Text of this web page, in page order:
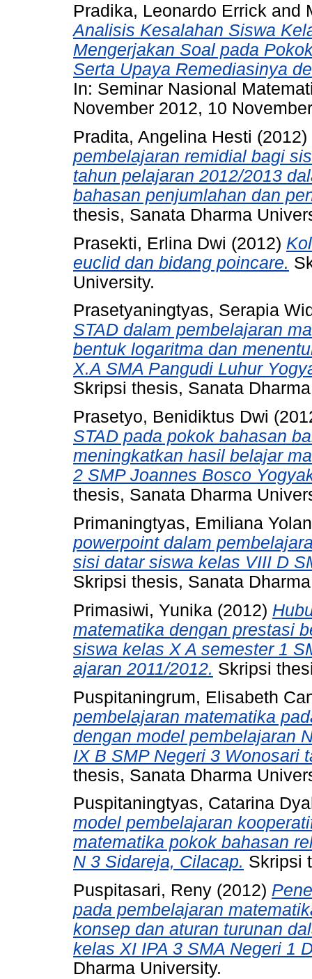
Pradika, Leonardo Errick and
Analisis Kesalahan Siswa
Mengerjakan Soal pada
Serta Upaya Remediasinya
In: Seminar Nasional
November 2012, 10
Pradita, Angelina Hesti (2012)
pembelajaran remidial bagi
tahun pelajaran 2012/2013
bahasan penjumlahan dan
thesis, Sanata Dharma
Prasekti, Erlina Dwi (2012)
euclid dan bidang poincare.
University.
Prasetyaningtyas, Serapia
STAD dalam pembelajaran
bentuk logaritma dan
X.A SMA Pangudi Luhur
Skripsi thesis, Sanata
Prasetyo, Benidiktus Dwi
STAD pada pokok bahasan
meningkatkan hasil belajar
2 SMP Joannes Bosco
thesis, Sanata Dharma
Primaningtyas, Emiliana
powerpoint dalam
sisi datar siswa kelas VIII D
Skripsi thesis, Sanata
Primasiwi, Yunika (2012)
matematika dengan prestasi
siswa kelas X A semester 1
ajaran 2011/2012. Skripsi
Puspitaningrum, Elisabeth
pembelajaran matematika
dengan model pembelajaran
IX B SMP Negeri 3 Wonosari
thesis, Sanata Dharma
Puspitaningtyas, Catarina
model pembelajaran
matematika pokok bahasan
N 3 Sidareja, Cilacap. Skripsi
Puspitasari, Reny (2012)
pada pembelajaran
konsep dan aturan turunan
kelas XI IPA 3 SMA Negeri 1
Dharma University.